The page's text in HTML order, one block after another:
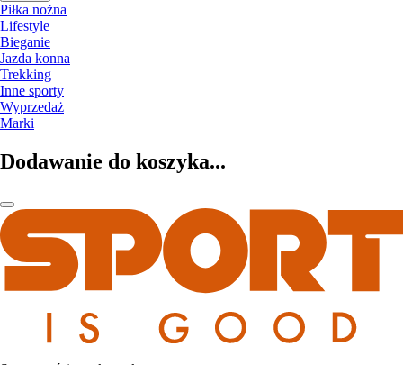
Piłka nożna
Lifestyle
Bieganie
Jazda konna
Trekking
Inne sporty
Wyprzedaż
Marki
Dodawanie do koszyka...